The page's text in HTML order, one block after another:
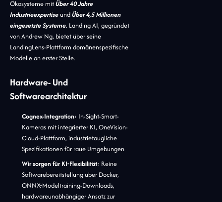
Ökosysteme mitÜber 40 Jahre
IndustrieexpertiseundÜber 4,5 Millionen
eingesetzte Systeme. Landing AI, gegründet
von Andrew Ng, bietet über seine
LandingLens-Plattform domänenspezifische
Modelle an erster Stelle.
Hardware- Und
Softwarearchitektur
Cognex-Integration: In-Sight-Smart-
Kameras mit integrierter KI, OneVision-
Cloud-Plattform, industrietaugliche
Spezifikationen für raue Umgebungen
Wir sorgen für KI-Flexibilität: Reine
Softwarebereitstellung über Docker,
ONNX-Modeltraining-Downloads,
hardwareunabhängiger Ansatz zur